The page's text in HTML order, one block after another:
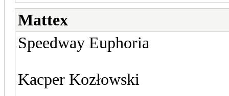
Mattex
Speedway Euphoria
Kacper Kozłowski